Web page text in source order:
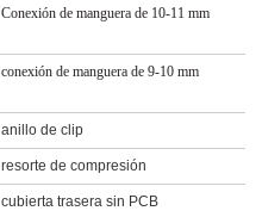
Conexión de manguera de 10-11 mm
conexión de manguera de 9-10 mm
anillo de clip
resorte de compresión
cubierta trasera sin PCB